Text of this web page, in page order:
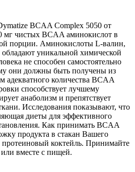
BCAA Complex 5050 от
мг чистых BCAA аминокислот в
порции. Аминокислоты L-валин,
уникальной химической
не способен самостоятельно
они должны быть получены из
количества BCAA
способствует лучшему
анаболизм и препятствует
Исследования показывают, что
диеты для эффективного
Как принимать BCAA
продукта в стакан Вашего
коктейль. Принимайте
вместе с пищей.